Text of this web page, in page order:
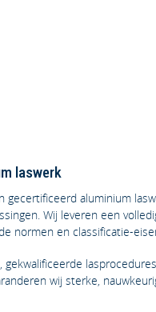
laswerk
gecertificeerd aluminium
Wij leveren een
normen en classificatie-
wij sterke,